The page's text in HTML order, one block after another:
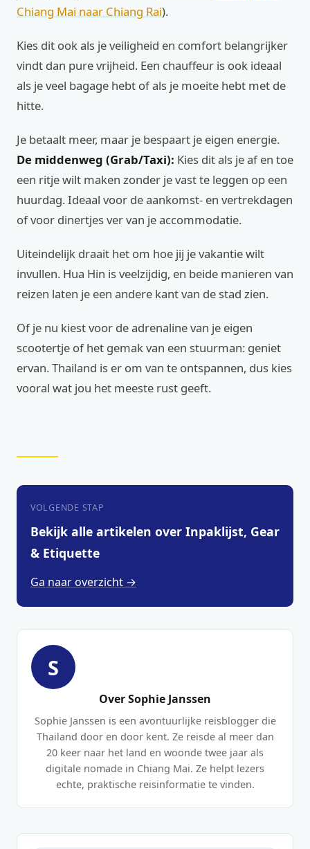
Chiang Mai naar Chiang Rai).
Kies dit ook als je veiligheid en comfort belangrijker
vindt dan pure vrijheid. Een chauffeur is ook ideaal
als je veel bagage hebt of als je moeite hebt met de
hitte.
Je betaalt meer, maar je bespaart je eigen energie.
De middenweg (Grab/Taxi): Kies dit als je af en toe
een ritje wilt maken zonder je vast te leggen op een
huurdag. Ideaal voor de aankomst- en vertrekdagen
of voor dinertjes ver van je accommodatie.
Uiteindelijk draait het om hoe jij je vakantie wilt
invullen. Hua Hin is veelzijdig, en beide manieren van
reizen laten je een andere kant van de stad zien.
Of je nu kiest voor de adrenaline van je eigen
scootertje of het gemak van een stuurman: geniet
ervan. Thailand is er om van te ontspannen, dus kies
vooral wat jou het meeste rust geeft.
VOLGENDE STAP
Bekijk alle artikelen over Inpaklijst, Gear
& Etiquette
Ga naar overzicht →
S
Over Sophie Janssen
Sophie Janssen is een avontuurlijke reisblogger die
Thailand door en door kent. Ze reisde al meer dan
20 keer naar het land en woonde twee jaar als
digitale nomade in Chiang Mai. Ze helpt lezers
echte, praktische reisinformatie te vinden.